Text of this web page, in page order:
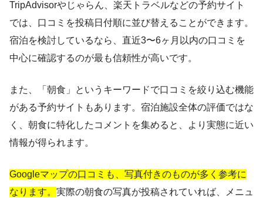
TripAdvisorやじゃらん、楽天トラベルなどの予約サイト
では、口コミを投稿日付順に並び替えることができます。
宿泊を検討しているなら、直近3〜6ヶ月以内の口コミを
中心に確認するのが最も信頼性が高いです。
また、「朝食」というキーワードで口コミを絞り込む機能
がある予約サイトもあります。宿泊施設全体の評価ではな
く、朝食に特化したコメントを集めると、より実態に近い
情報が得られます。
Googleマップの口コミも、写真付きのものが多く参考に
なります。 実際の朝食の写真が投稿されていれば、メニュ